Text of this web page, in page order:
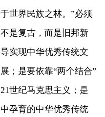
世界民族之林。”必须
是复古，而是旧邦新
实现中华优秀传统文
；是要依靠“两个结合”
世纪马克思主义；是
孕育的中华优秀传统